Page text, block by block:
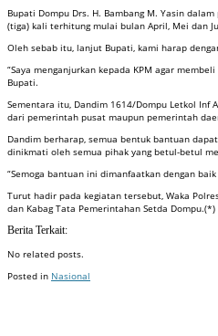
Bupati Dompu Drs. H. Bambang M. Yasin
(tiga) kali terhitung mulai bulan April, Mei dan
Oleh sebab itu, lanjut Bupati, kami harap
“Saya menganjurkan kepada KPM agar
Bupati.
Sementara itu, Dandim 1614/Dompu Letkol Inf
dari pemerintah pusat maupun pemerintah
Dandim berharap, semua bentuk bantuan
dinikmati oleh semua pihak yang betul-betul
“Semoga bantuan ini dimanfaatkan dengan
Turut hadir pada kegiatan tersebut, Waka
dan Kabag Tata Pemerintahan Setda Dompu.(*)
Berita Terkait:
No related posts.
Posted in Nasional